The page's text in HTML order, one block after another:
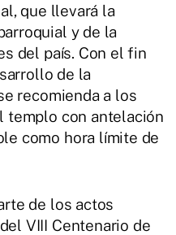
que llevará la
y de la
del país. Con el fin
de la
recomienda a los
templo con antelación
como hora límite de
de los actos
VIII Centenario de